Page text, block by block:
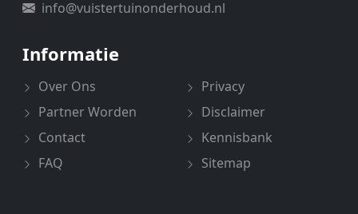
info@vuistertuinonderhoud.nl
Informatie
Over Ons
Partner Worden
Contact
FAQ
Privacy
Disclaimer
Kennisbank
Sitemap